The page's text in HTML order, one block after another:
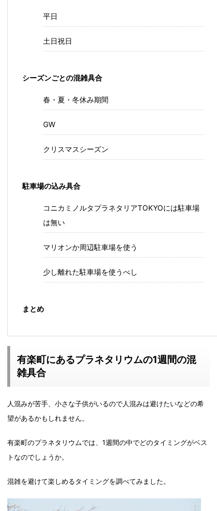
平日
土日祝日
シーズンごとの混雑具合
春・夏・冬休み期間
GW
クリスマスシーズン
駐車場の込み具合
コニカミノルタプラネタリアTOKYOには駐車場
は無い
マリオンか周辺駐車場を使う
少し離れた駐車場を使うべし
まとめ
有楽町にあるプラネタリウムの1週間の混
雑具合
人混みが苦手、小さな子供がいるので人混みは避けたいなどの希
望があるかもしれません。
有楽町のプラネタリウムでは、1週間の中でどのタイミングがベス
トなのでしょうか。
混雑を避けて楽しめるタイミングを調べてみました。